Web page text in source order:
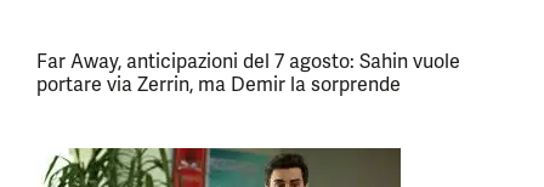
Far Away, anticipazioni del 7 agosto: Sahin vuole
portare via Zerrin, ma Demir la sorprende